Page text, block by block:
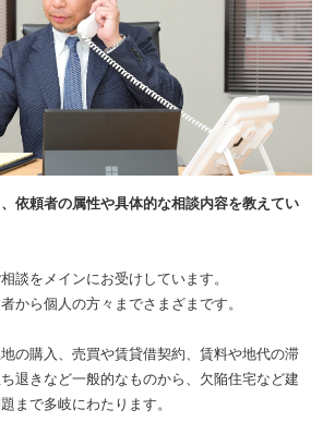
依頼者の属性や具体的な相談内容を教えてい
談をメインにお受けしています。
から個人の方々までさまざまです。
の購入、売買や賃貸借契約、賃料や地代の滞
退きなど一般的なものから、欠陥住宅など建
まで多岐にわたります。